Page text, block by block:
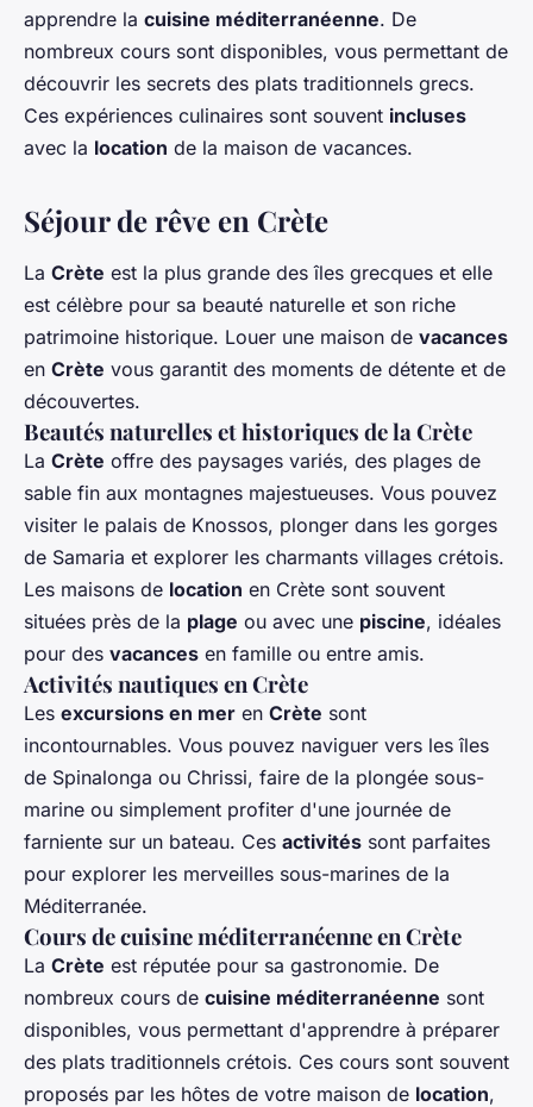
apprendre la cuisine méditerranéenne. De
nombreux cours sont disponibles, vous permettant de
découvrir les secrets des plats traditionnels grecs.
Ces expériences culinaires sont souvent incluses
avec la location de la maison de vacances.
Séjour de rêve en Crète
La Crète est la plus grande des îles grecques et elle
est célèbre pour sa beauté naturelle et son riche
patrimoine historique. Louer une maison de vacances
en Crète vous garantit des moments de détente et de
découvertes.
Beautés naturelles et historiques de la Crète
La Crète offre des paysages variés, des plages de
sable fin aux montagnes majestueuses. Vous pouvez
visiter le palais de Knossos, plonger dans les gorges
de Samaria et explorer les charmants villages crétois.
Les maisons de location en Crète sont souvent
situées près de la plage ou avec une piscine, idéales
pour des vacances en famille ou entre amis.
Activités nautiques en Crète
Les excursions en mer en Crète sont
incontournables. Vous pouvez naviguer vers les îles
de Spinalonga ou Chrissi, faire de la plongée sous-
marine ou simplement profiter d'une journée de
farniente sur un bateau. Ces activités sont parfaites
pour explorer les merveilles sous-marines de la
Méditerranée.
Cours de cuisine méditerranéenne en Crète
La Crète est réputée pour sa gastronomie. De
nombreux cours de cuisine méditerranéenne sont
disponibles, vous permettant d'apprendre à préparer
des plats traditionnels crétois. Ces cours sont souvent
proposés par les hôtes de votre maison de location,